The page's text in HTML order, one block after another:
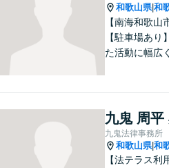
和歌山県|和
【南海和歌山
【駐車場あり
た活動に幅広
く対応可能。
た弁護士】法
悩みの方は、
ください。
九鬼 周平
九鬼法律事務所
和歌山県|和
【法テラス利